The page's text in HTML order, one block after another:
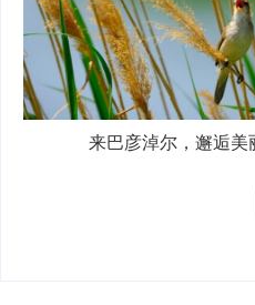
来巴彦淖尔，邂逅美